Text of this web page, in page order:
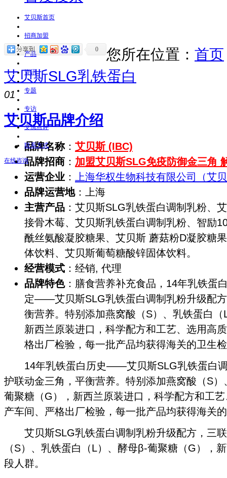
艾贝斯首页
招商加盟
产品
资讯
专题
专访
交流点评
联系方式
在线咨询
0 您所在位置： 首页
艾贝斯SLG乳铁蛋白
01
艾贝斯品牌介绍
品牌名称： 艾贝斯 (IBC)
品牌招商 ： 加盟艾贝斯SLG免疫防御金三角
运营企业 ：
上海华权生物科技有限公司（艾
品牌运营地：上海
主营产品 ：艾贝斯SLG乳铁蛋白调制乳粉、
接骨木莓、艾贝斯乳铁蛋白调制乳粉、智励
酰丝氨酸凝胶糖果、艾贝斯 蘑菇粉D凝胶糖
体饮料、艾贝斯葡萄糖酸锌固体饮料。
经营模式 ：经销, 代理
品牌特色：膳食营养补充食品，14年乳铁蛋
定——艾贝斯SLG乳铁蛋白调制乳粉升级配
衡营养。特别添加燕窝酸（S）、乳铁蛋白
新西兰原装进口，科学配方和工艺、选用高
格出厂检验，每一批产品均获得海关的卫生
14年乳铁蛋白历史——艾贝斯SLG乳铁蛋白调
护联动金三角，平衡营养。特别添加燕窝酸（S
葡聚糖（G），新西兰原装进口，科学配方和工
产车间、严格出厂检验，每一批产品均获得海关
艾贝斯SLG乳铁蛋白调制乳粉升级配方，三联
（S）、乳铁蛋白（L）、酵母β-葡聚糖（G），
段人群。